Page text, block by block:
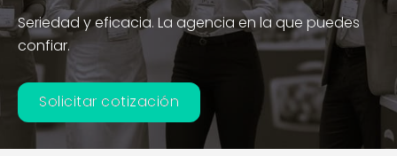
Seriedad y eficacia. La agencia en la que puedes
confiar.
Solicitar cotización